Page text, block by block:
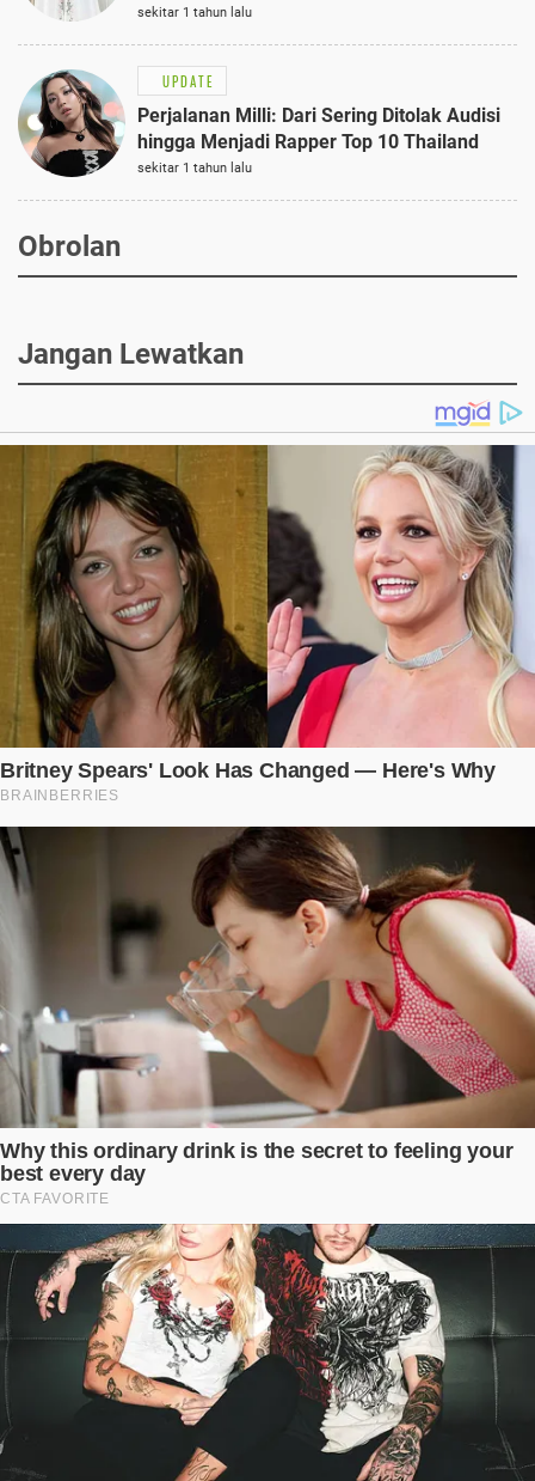
Semi-Formal
sekitar 1 tahun lalu
UPDATE
Perjalanan Milli: Dari Sering Ditolak Audisi
hingga Menjadi Rapper Top 10 Thailand
sekitar 1 tahun lalu
Obrolan
Jangan Lewatkan